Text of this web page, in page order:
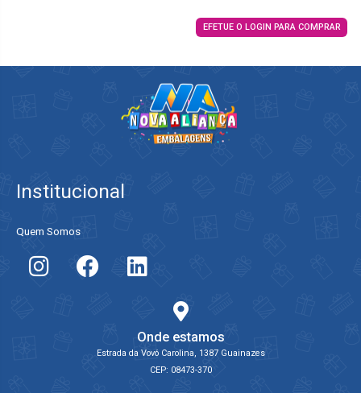
EFETUE O LOGIN PARA COMPRAR
Institucional
Quem Somos
Onde estamos
Estrada da Vovó Carolina, 1387 Guainazes
CEP: 08473-370